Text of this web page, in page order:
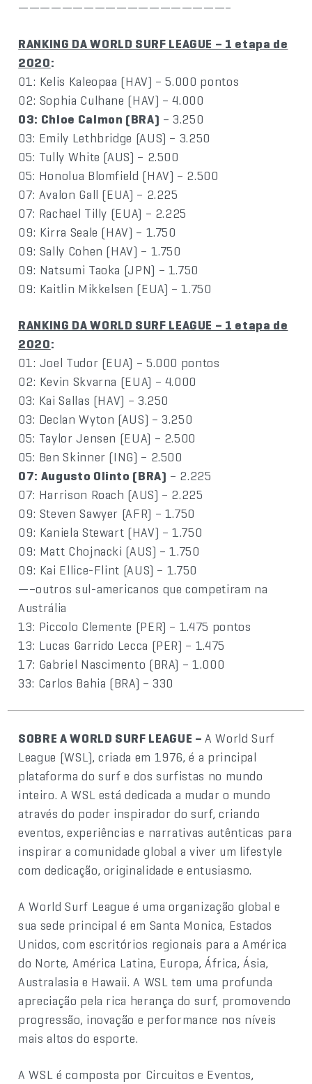
———————————————————–
RANKING DA WORLD SURF LEAGUE – 1 etapa de
2020:
01: Kelis Kaleopaa (HAV) – 5.000 pontos
02: Sophia Culhane (HAV) – 4.000
03: Chloe Calmon (BRA) – 3.250
03: Emily Lethbridge (AUS) – 3.250
05: Tully White (AUS) – 2.500
05: Honolua Blomfield (HAV) – 2.500
07: Avalon Gall (EUA) – 2.225
07: Rachael Tilly (EUA) – 2.225
09: Kirra Seale (HAV) – 1.750
09: Sally Cohen (HAV) – 1.750
09: Natsumi Taoka (JPN) – 1.750
09: Kaitlin Mikkelsen (EUA) – 1.750
RANKING DA WORLD SURF LEAGUE – 1 etapa de
2020:
01: Joel Tudor (EUA) – 5.000 pontos
02: Kevin Skvarna (EUA) – 4.000
03: Kai Sallas (HAV) – 3.250
03: Declan Wyton (AUS) – 3.250
05: Taylor Jensen (EUA) – 2.500
05: Ben Skinner (ING) – 2.500
07: Augusto Olinto (BRA) – 2.225
07: Harrison Roach (AUS) – 2.225
09: Steven Sawyer (AFR) – 1.750
09: Kaniela Stewart (HAV) – 1.750
09: Matt Chojnacki (AUS) – 1.750
09: Kai Ellice-Flint (AUS) – 1.750
—–outros sul-americanos que competiram na
Austrália
13: Piccolo Clemente (PER) – 1.475 pontos
13: Lucas Garrido Lecca (PER) – 1.475
17: Gabriel Nascimento (BRA) – 1.000
33: Carlos Bahia (BRA) – 330
SOBRE A WORLD SURF LEAGUE –A World Surf
League (WSL), criada em 1976, é a principal
plataforma do surf e dos surfistas no mundo
inteiro. A WSL está dedicada a mudar o mundo
através do poder inspirador do surf, criando
eventos, experiências e narrativas autênticas para
inspirar a comunidade global a viver um lifestyle
com dedicação, originalidade e entusiasmo.
A World Surf League é uma organização global e
sua sede principal é em Santa Monica, Estados
Unidos, com escritórios regionais para a América
do Norte, América Latina, Europa, África, Ásia,
Australasia e Hawaii. A WSL tem uma profunda
apreciação pela rica herança do surf, promovendo
progressão, inovação e performance nos níveis
mais altos do esporte.
A WSL é composta por Circuitos e Eventos,